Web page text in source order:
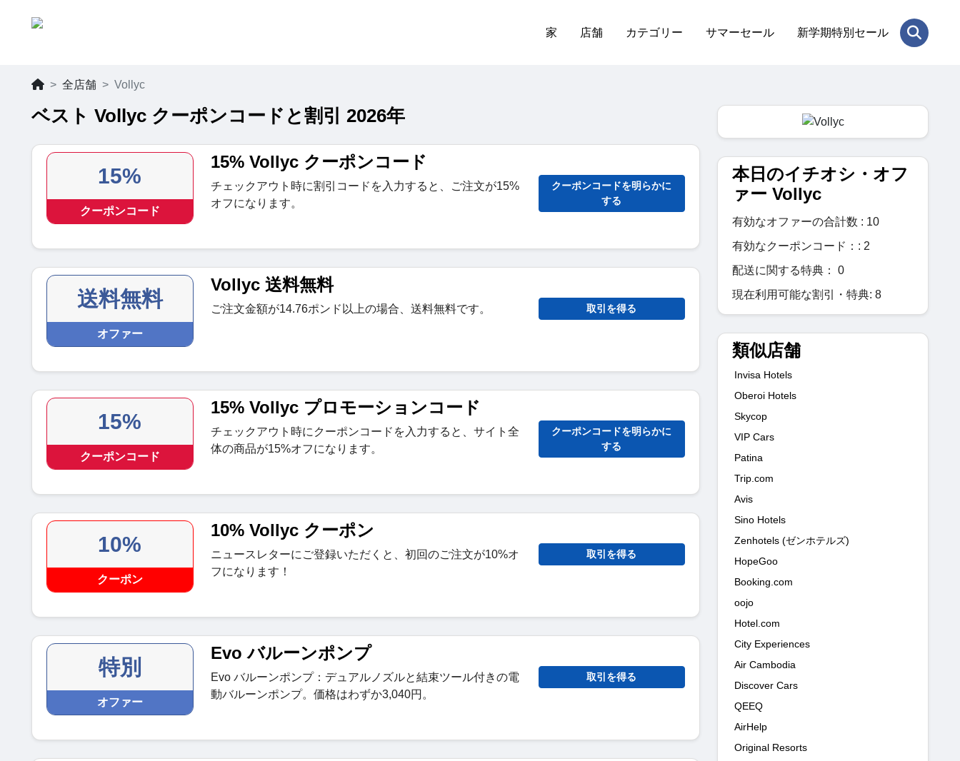
家 店舗 カテゴリー サマーセール 新学期特別セール
全店舗 Vollyc
ベスト Vollyc クーポンコードと割引 2026年
15%
クーポンコード
15% Vollyc クーポンコード
チェックアウト時に割引コードを入力すると、ご注文が15%
オフになります。
クーポンコードを明らかに
する
送料無料
オファー
Vollyc 送料無料
ご注文金額が14.76ポンド以上の場合、送料無料です。 取引を得る
15%
クーポンコード
15% Vollyc プロモーションコード
チェックアウト時にクーポンコードを入力すると、サイト全
体の商品が15%オフになります。
クーポンコードを明らかに
する
10%
クーポン
10% Vollyc クーポン
ニュースレターにご登録いただくと、初回のご注文が10%オ
フになります！
取引を得る
特別
オファー
Evo バルーンポンプ
Evo バルーンポンプ：デュアルノズルと結束ツール付きの電
動バルーンポンプ。価格はわずか3,040円。
取引を得る
本日のイチオシ・オフ
ァー Vollyc
有効なオファーの合計数 : 10
有効なクーポンコード：: 2
配送に関する特典： 0
現在利用可能な割引・特典: 8
類似店舗
Invisa Hotels
Oberoi Hotels
Skycop
VIP Cars
Patina
Trip.com
Avis
Sino Hotels
Zenhotels (ゼンホテルズ)
HopeGoo
Booking.com
oojo
Hotel.com
City Experiences
Air Cambodia
Discover Cars
QEEQ
AirHelp
Original Resorts